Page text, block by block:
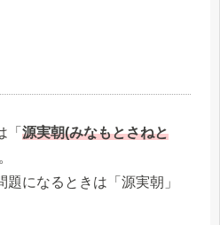
「 源実朝(みなもとさねと
になるときは「源実朝」